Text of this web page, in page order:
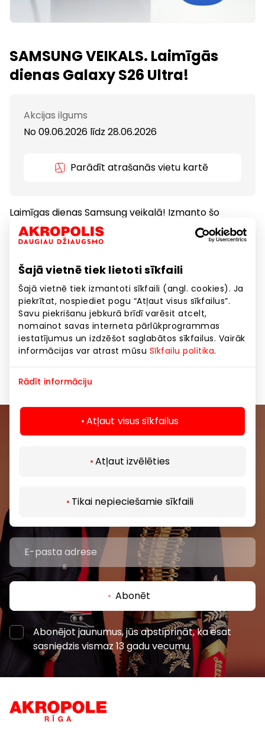
Šajā vietnē tiek lietoti sīkfaili
Šajā vietnē tiek izmantoti sīkfaili (angl. cookies). Ja
piekrītat, nospiediet pogu “Atļaut visus sīkfailus”.
Savu piekrišanu jebkurā brīdī varēsit atcelt,
nomainot savas interneta pārlūkprogrammas
iestatījumus un izdzēšot saglabātos sīkfailus. Vairāk
informācijas var atrast mūsu Sīkfailu politika.
Rādīt informāciju
Atļaut visus sīkfailus
Atļaut izvēlēties
Tikai nepieciešamie sīkfaili
SAMSUNG VEIKALS. Laimīgās
dienas Galaxy S26 Ultra!
Akcijas ilgums
No 09.06.2026 līdz 28.06.2026
Parādīt atrašanās vietu kartē
Laimīgas dienas Samsung veikalā! Izmanto šo
ekskluzīvo piedāvājumu līdz 28. jūnijam un iegādājies
Galaxy S26 Ultra par tikai 1159 eiro! Iemūžini vasaras
savu tālruni par vēl izdevīgāku cenu.
Attēls ir ilustratīvs. Piedāvājums ir spēkā līdz
28.06.2026. Cena ir spēkā pērkot Galaxy S26
Ultra 256 GB tālruni. Pieejams ierobežots
daudzums. Papildu informāciju lūdziet veikala
ekspertam.
Pievienojieties mūsu kopienai
Uzzini pirmais par labākajiem piedāvājumiem,
Rīga”.
Abonēt
Abonējot jaunumus, jūs apstiprināt, ka esat
sasniedzis vismaz 13 gadu vecumu.